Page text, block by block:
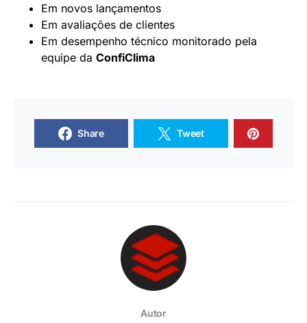
Em novos lançamentos
Em avaliações de clientes
Em desempenho técnico monitorado pela
equipe da ConfiClima
Share Tweet
Autor